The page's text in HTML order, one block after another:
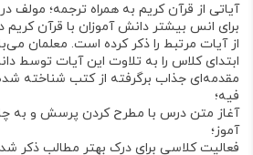
آیاتی از قرآن کریم به همراه ترجمه؛
برای انس بیشتر دانش آموزان با قرآن کریم
ابتدای کلاس را به تلاوت این آیات توسط
مقدمه‌ای جذاب برگرفته از کتب شناخته
فیه؛
آغاز متن درس با مطرح کردن پرسش و
آموز؛
فعالیت کلاسی برای درک بهتر مطالب ذکر